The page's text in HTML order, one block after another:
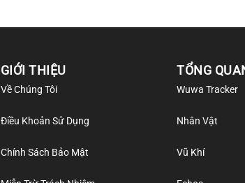
GIỚI THIỆU
Về Chúng Tôi
Điều Khoản Sử Dụng
Chính Sách Bảo Mật
TỔNG
Wuwa Tracker
Nhân Vật
Vũ Khí